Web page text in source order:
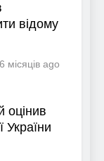
відому
6 місяців ago
оцінив
України